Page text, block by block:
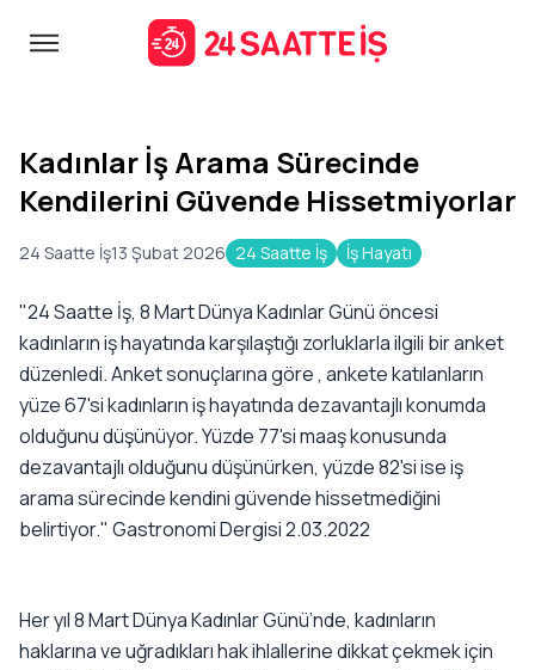
Kadınlar İş Arama Sürecinde
Kendilerini Güvende Hissetmiyorlar
24 Saatte İş13 Şubat 2026 24 Saatte İş İş Hayatı
"24 Saatte İş, 8 Mart Dünya Kadınlar Günü öncesi
kadınların iş hayatında karşılaştığı zorluklarla ilgili bir anket
düzenledi. Anket sonuçlarına göre , ankete katılanların
yüze 67'si kadınların iş hayatında dezavantajlı konumda
olduğunu düşünüyor. Yüzde 77'si maaş konusunda
dezavantajlı olduğunu düşünürken, yüzde 82'si ise iş
arama sürecinde kendini güvende hissetmediğini
belirtiyor." Gastronomi Dergisi 2.03.2022
Her yıl 8 Mart Dünya Kadınlar Günü’nde, kadınların
haklarına ve uğradıkları hak ihlallerine dikkat çekmek için